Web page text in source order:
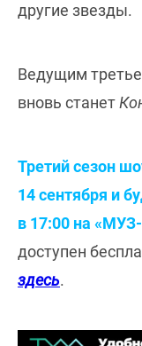
другие звезды.
Ведущим
вновь станет
Третий сезон
14 сентября и
в 17:00 на
доступен
здесь.